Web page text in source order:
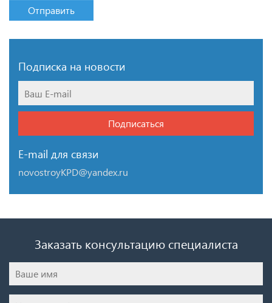
Отправить
Подписка на новости
Подписаться
E-mail для связи
novostroyKPD@yandex.ru
Заказать консультацию специалиста